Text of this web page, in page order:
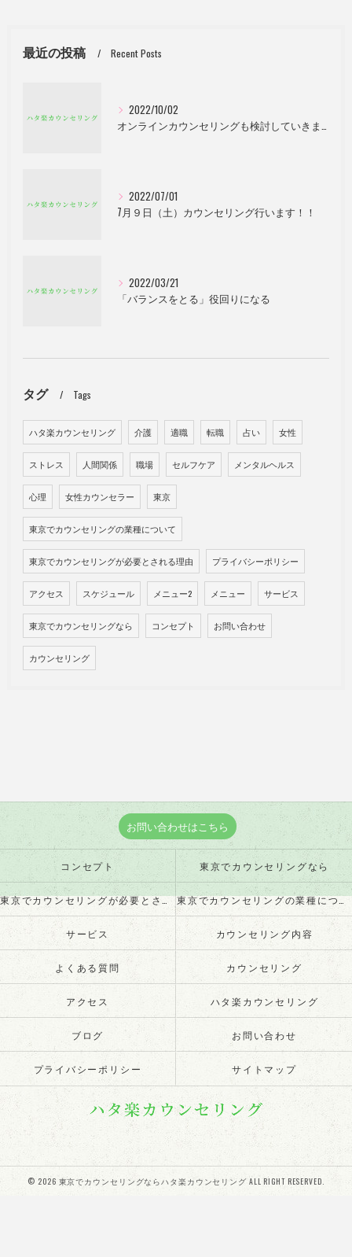
最近の投稿 Recent Posts
2022/10/02
オンラインカウンセリングも検討していきます。
2022/07/01
7月９日（土）カウンセリング行います！！
2022/03/21
「バランスをとる」役回りになる
タグ Tags
ハタ楽カウンセリング 介護 適職 転職 占い 女性
ストレス 人間関係 職場 セルフケア メンタルヘルス
心理 女性カウンセラー 東京
東京でカウンセリングの業種について
東京でカウンセリングが必要とされる理由 プライバシーポリシー
アクセス スケジュール メニュー2 メニュー サービス
東京でカウンセリングなら コンセプト お問い合わせ
カウンセリング
お問い合わせはこちら
コンセプト 東京でカウンセリングなら
東京でカウンセリングが必要とされる理由 東京でカウンセリングの業種について
サービス カウンセリング内容
よくある質問 カウンセリング
アクセス ハタ楽カウンセリング
ブログ お問い合わせ
プライバシーポリシー サイトマップ
© 2026 東京でカウンセリングならハタ楽カウンセリング ALL RIGHT RESERVED.